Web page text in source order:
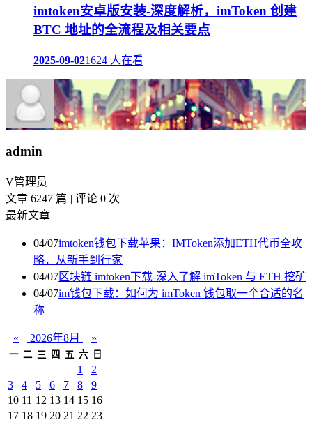
imtoken安卓版安装-深度解析，imToken 创建
BTC 地址的全流程及相关要点
2025-09-021624 人在看
admin
V管理员
文章 6247 篇 | 评论 0 次
最新文章
04/07imtoken钱包下载苹果：IMToken添加ETH代币全攻
略，从新手到行家
04/07区块链 imtoken下载-深入了解 imToken 与 ETH 挖矿
04/07im钱包下载：如何为 imToken 钱包取一个合适的名
称
« 2026年8月 »
一 二 三 四 五 六 日
1
2
3
4 5 6 7 8
9
10 11 12 13 14 15 16
17 18 19 20 21 22 23